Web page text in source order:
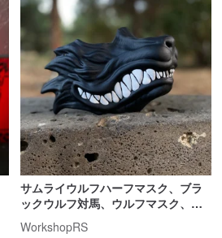
サムライウルフハーフマスク、ブラ
ックウルフ対馬、ウルフマスク、キ
ツネハーフフェイスマスク
WorkshopRS